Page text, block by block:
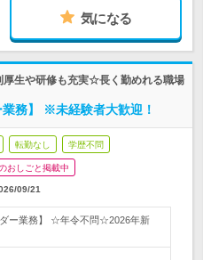
気になる
生や研修も充実☆長く勤めれる職場
業務】 ※未経験者大歓迎！
転勤なし 学歴不問
おしごと掲載中
09/21
ダー業務】 ☆年令不問☆2026年新